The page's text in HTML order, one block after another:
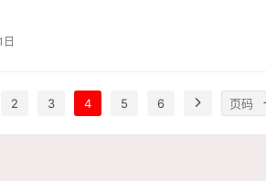
MyS……
2 3 4 5 6